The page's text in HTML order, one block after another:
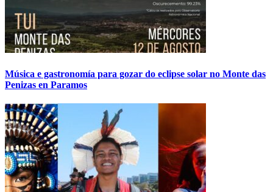
Música e gastronomía para gozar do eclipse solar no Monte das
Penizas en Paramos